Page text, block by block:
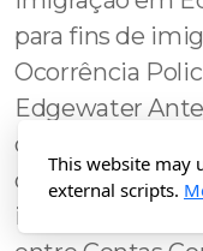
This website may
external scripts.